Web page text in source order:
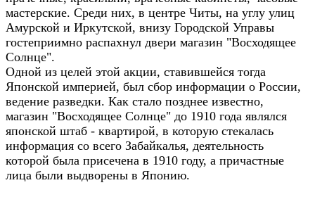
мастерские. Среди них, в центре Читы, на углу улиц
Амурской и Иркутской, внизу Городской Управы
гостеприимно распахнул двери магазин "Восходящее
Солнце".
Одной из целей этой акции, ставившейся тогда
Японской империей, был сбор информации о России,
ведение разведки. Как стало позднее известно,
магазин "Восходящее Солнце" до 1910 года являлся
японской штаб - квартирой, в которую стекалась
информация со всего Забайкалья, деятельность
которой была присечена в 1910 году, а причастные
лица были выдворены в Японию.